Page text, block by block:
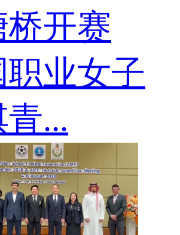
开赛
职业女子
青...